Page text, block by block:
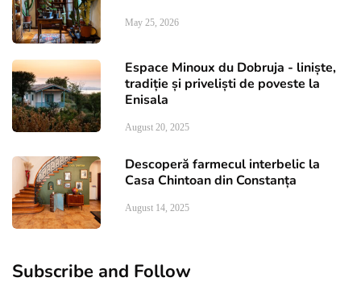
May 25, 2026
Espace Minoux du Dobruja - liniște,
tradiție și priveliști de poveste la
Enisala
August 20, 2025
Descoperă farmecul interbelic la
Casa Chintoan din Constanța
August 14, 2025
Subscribe and Follow